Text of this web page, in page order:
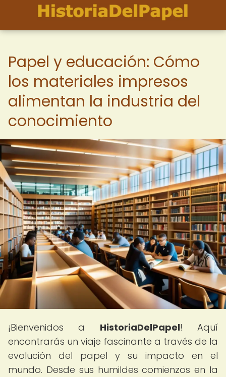
Papel y educación: Cómo
los materiales impresos
alimentan la industria del
conocimiento
¡Bienvenidos a HistoriaDelPapel! Aquí
encontrarás un viaje fascinante a través de la
evolución del papel y su impacto en el
mundo. Desde sus humildes comienzos en la